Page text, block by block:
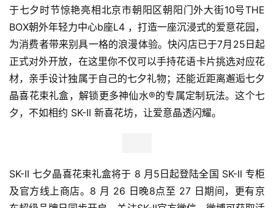
新
商
于七夕时节惊艳亮相北京市朝阳区朝阳门外大街10号THE
BOX朝外年轻力中心b座L4 ，打造一座沉浸式的爱意花园，
为消费者带来别具一格的浪漫体验。快闪店已于7月25日起
正式对外开放，在这里你不仅可以手持花语卡片挑选对应花
材，亲手设计独属于自己的七夕礼物；还能近距离邂逅七夕
晶喜花束礼盒，解锁更多神仙水®的专属定制玩法。这个七
夕，不如相约 SK-II 新喜花坊，让爱意晶透闪耀。
SK-II 七夕晶喜花束礼盒将于 8 月5日起登陆全国 SK-II 专柜
及官方线上商店。8 月 26 日晚8点至 27 日期间，更有京